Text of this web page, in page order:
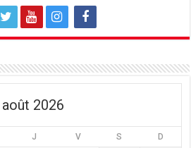
août 2026
J V S D